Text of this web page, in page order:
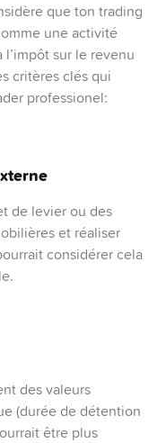
que ton trading
une activité
l’impôt sur le revenu
critères clés qui
professionel:
de levier ou des
et réaliser
considérer cela
des valeurs
(durée de détention
être plus